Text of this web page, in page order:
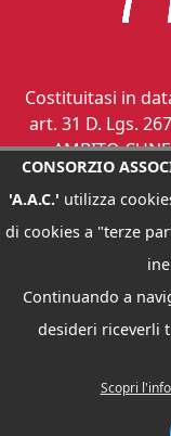
Costituitasi in
art. 31 D. Lgs.
AMBITO
associata le
relativi ai
CONSORZIO
INDIRIZZO : VIA
FAX:
EMAIL :
CONSORZIO
'A.A.C.' utilizza
di cookies a "terze
Continuando a
desideri riceverli
Scopri